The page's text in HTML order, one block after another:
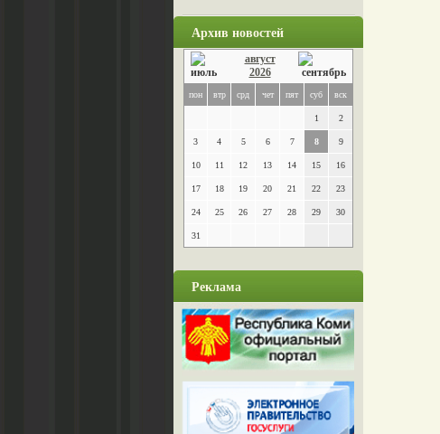
Архив новостей
август
2026
пон втр срд чет пят суб вск
1 2
3 4 5 6 7 8 9
10 11 12 13 14 15 16
17 18 19 20 21 22 23
24 25 26 27 28 29 30
31
Реклама